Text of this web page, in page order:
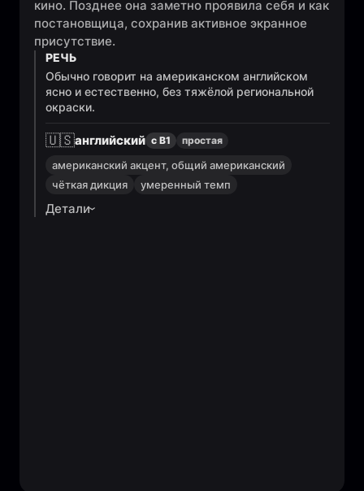
кино. Позднее она заметно проявила себя и как
постановщица, сохранив активное экранное
присутствие.
РЕЧЬ
Обычно говорит на американском английском
ясно и естественно, без тяжёлой региональной
окраски.
🇺🇸английский с B1 простая
американский акцент, общий американский
чёткая дикция
умеренный темп
Детали